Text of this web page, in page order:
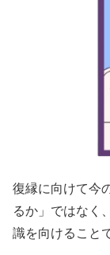
復縁に向けて今
るか」ではなく
識を向けること